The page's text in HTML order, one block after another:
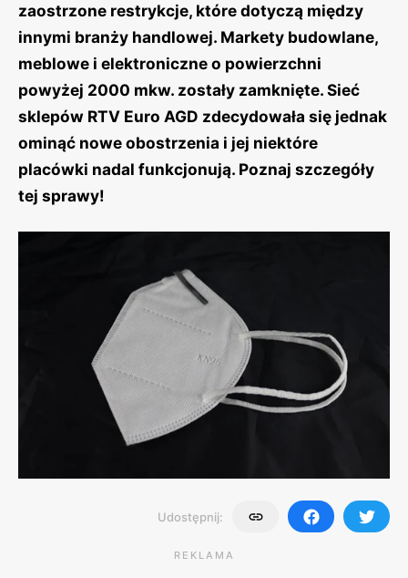
zaostrzone restrykcje, które dotyczą między
innymi branży handlowej. Markety budowlane,
meblowe i elektroniczne o powierzchni
powyżej 2000 mkw. zostały zamknięte. Sieć
sklepów RTV Euro AGD zdecydowała się jednak
ominąć nowe obostrzenia i jej niektóre
placówki nadal funkcjonują. Poznaj szczegóły
tej sprawy!
Udostępnij:
REKLAMA